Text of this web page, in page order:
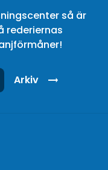
så är
rederiernas
Arkiv